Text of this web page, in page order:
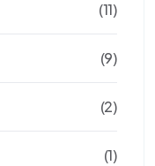
(11)
(9)
(2)
(1)